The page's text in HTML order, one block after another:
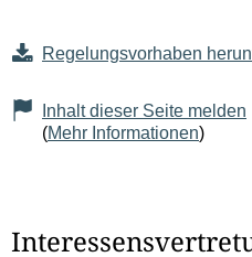
Regelungsvorhaben
Inhalt dieser Seite melden
(Mehr Informationen)